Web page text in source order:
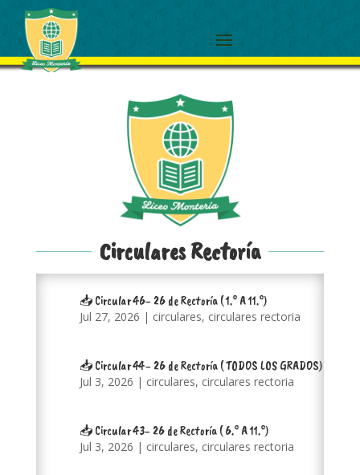
Circulares Rectoría
📥 Circular 46- 26 de Rectoría ( 1.° A 11.°)
Jul 27, 2026 | circulares, circulares rectoria
📥 Circular 44- 26 de Rectoría ( TODOS LOS GRADOS)
Jul 3, 2026 | circulares, circulares rectoria
📥 Circular 43- 26 de Rectoría ( 6.° A 11.°)
Jul 3, 2026 | circulares, circulares rectoria